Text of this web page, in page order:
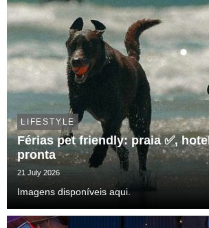
LIFESTYLE
Férias pet friendly: praia ✅,
pronta
21 July 2026
Imagens disponíveis aqui.